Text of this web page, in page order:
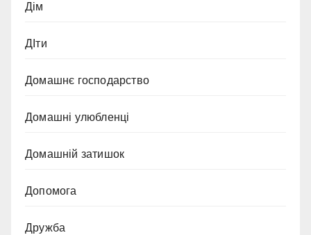
Дім
ДІти
Домашнє господарство
Домашні улюбленці
Домашній затишок
Допомога
Дружба